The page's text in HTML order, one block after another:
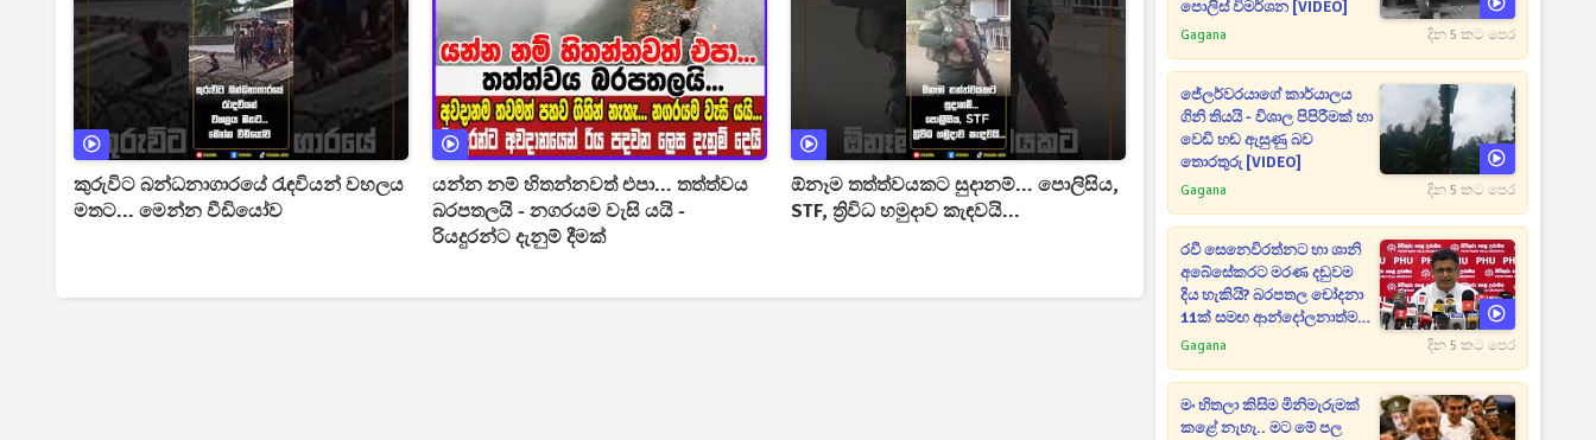
කුරුවිට බන්ධනාගාරයේ රැඳවියන් වහලය
මතට... මෙන්න වීඩියෝව
යන්න නම් හිතන්නවත් එපා... තත්ත්වය
බරපතලයි - නගරයම වැසි යයි -
රියදුරන්ට දැනුම් දීමක්
ඕනෑම තත්ත්වයකට සුදානම්... පොලිසිය,
STF, ත්‍රිවිධ හමුදාව කැඳවයි...
පොලිස් විමර්ශන [VIDEO]
Gagana දින 5 කට පෙර
ජේලර්වරයාගේ කාර්යාලය
ගිනි තියයි - විශාල පිපිරීමක් හා
වෙඩි හඬ ඇසුණු බව
තොරතුරු [VIDEO]
Gagana දින 5 කට පෙර
රවී සෙනෙවිරත්නට හා ශානි
අබේසේකරට මරණ දඬුවම
දිය හැකියි? බරපතල චෝදනා
11ක් සමඟ ආන්දෝලනාත්මක
ප්‍රකාශයක් [VIDEO]
Gagana දින 5 කට පෙර
මං හිතලා කිසිම මිනිමැරුමක්
කළේ නැහැ.. මට මේ පල